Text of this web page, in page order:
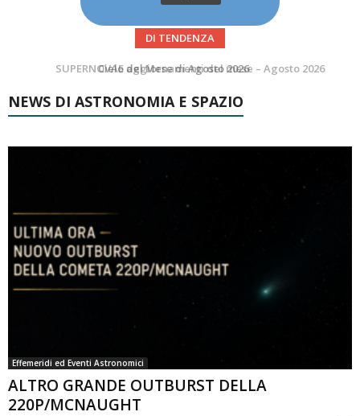
DI TENDENZA
SUPERNOVAE aggiornamenti del mese – Agosto 2026
Le Comete del mese di Agosto: LA 10P/TEMPEL AL PERIELIO
NEWS DI ASTRONOMIA E SPAZIO
Effemeridi ed Eventi Astronomici
ALTRO GRANDE OUTBURST DELLA
220P/MCNAUGHT